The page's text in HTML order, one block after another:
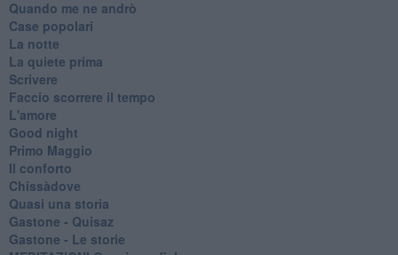
Quando me ne andrò
Case popolari
La notte
La quiete prima
Scrivere
Faccio scorrere il tempo
L'amore
Good night
Primo Maggio
Il conforto
Chissàdove
Quasi una storia
Gastone - Quisaz
Gastone - Le storie